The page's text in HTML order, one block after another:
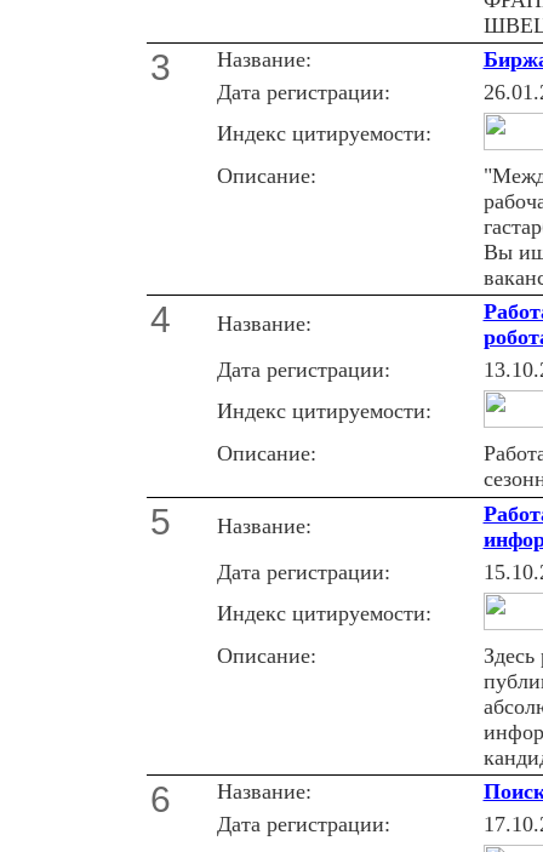
3 Название:
Дата регистрации:
Индекс цитируемости:
Описание:
Вы
4 Название:
Дата регистрации:
Индекс цитируемости:
Описание:
5 Название:
Дата регистрации:
Индекс цитируемости:
Описание:
6 Название:
Дата регистрации: